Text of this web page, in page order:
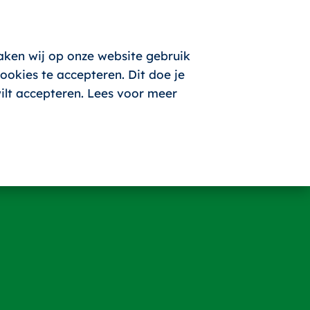
wij op onze website gebruik
te accepteren. Dit doe je
accepteren. Lees voor meer